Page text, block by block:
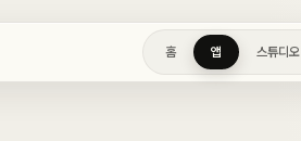
홈 앱 스튜디오